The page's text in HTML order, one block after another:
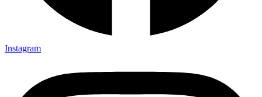
Instagram